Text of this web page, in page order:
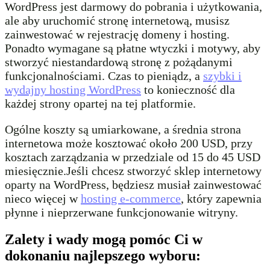
WordPress jest darmowy do pobrania i użytkowania,
ale aby uruchomić stronę internetową, musisz
zainwestować w rejestrację domeny i hosting.
Ponadto wymagane są płatne wtyczki i motywy, aby
stworzyć niestandardową stronę z pożądanymi
funkcjonalnościami. Czas to pieniądz, a szybki i
wydajny hosting WordPress to konieczność dla
każdej strony opartej na tej platformie.
Ogólne koszty są umiarkowane, a średnia strona
internetowa może kosztować około 200 USD, przy
kosztach zarządzania w przedziale od 15 do 45 USD
miesięcznie.Jeśli chcesz stworzyć sklep internetowy
oparty na WordPress, będziesz musiał zainwestować
nieco więcej whosting e-commerce, który zapewnia
płynne i nieprzerwane funkcjonowanie witryny.
Zalety i wady mogą pomóc Ci w
dokonaniu najlepszego wyboru: